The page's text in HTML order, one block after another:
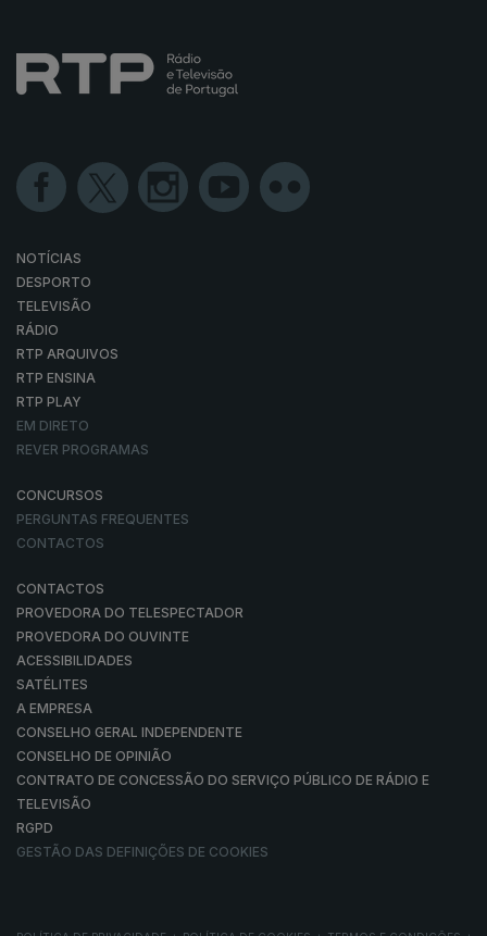
NOTÍCIAS
DESPORTO
TELEVISÃO
RÁDIO
RTP ARQUIVOS
RTP ENSINA
RTP PLAY
EM DIRETO
REVER PROGRAMAS
CONCURSOS
PERGUNTAS FREQUENTES
CONTACTOS
CONTACTOS
PROVEDORA DO TELESPECTADOR
PROVEDORA DO OUVINTE
ACESSIBILIDADES
SATÉLITES
A EMPRESA
CONSELHO GERAL INDEPENDENTE
CONSELHO DE OPINIÃO
CONTRATO DE CONCESSÃO DO SERVIÇO PÚBLICO DE RÁDIO E
TELEVISÃO
RGPD
GESTÃO DAS DEFINIÇÕES DE COOKIES